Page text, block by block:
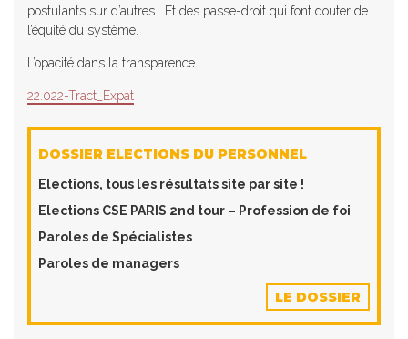
postulants sur d’autres… Et des passe-droit qui font douter de
l’équité du système.
L’opacité dans la transparence…
22.022-Tract_Expat
DOSSIER ELECTIONS DU PERSONNEL
​Elections, tous les résultats site par site !
Elections CSE PARIS 2nd tour – Profession de foi
Paroles de Spécialistes
Paroles de managers
LE DOSSIER